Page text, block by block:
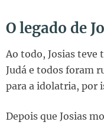
O legado de
Ao todo, Josias teve
Judá e todos foram
para a idolatria, por
Depois que Josias